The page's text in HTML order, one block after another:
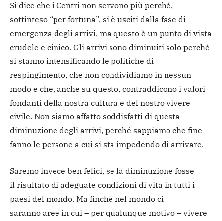
Si dice che i Centri non servono più perché,
sottinteso “per fortuna”, si è usciti dalla fase di
emergenza degli arrivi, ma questo è un punto di vista
crudele e cinico. Gli arrivi sono diminuiti solo perché
si stanno intensificando le politiche di
respingimento, che non condividiamo in nessun
modo e che, anche su questo, contraddicono i valori
fondanti della nostra cultura e del nostro vivere
civile. Non siamo affatto soddisfatti di questa
diminuzione degli arrivi, perché sappiamo che fine
fanno le persone a cui si sta impedendo di arrivare.
Saremo invece ben felici, se la diminuzione fosse
il risultato di adeguate condizioni di vita in tutti i
paesi del mondo. Ma finché nel mondo ci
saranno aree in cui – per qualunque motivo – vivere